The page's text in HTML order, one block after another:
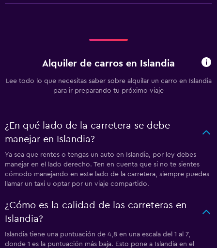
Alquiler de carros en Islandia
Lee todo lo que necesitas saber sobre alquilar un carro en Islandia
para ir preparando tu próximo viaje
¿En qué lado de la carretera se debe
manejar en Islandia?
Ya sea que rentes o tengas un auto en Islandia, por ley debes
manejar en el lado derecho. Ten en cuenta que si no te sientes
cómodo manejando en este lado de la carretera, siempre puedes
llamar un taxi u optar por un viaje compartido.
¿Cómo es la calidad de las carreteras en
Islandia?
Islandia tiene una puntuación de 4,8 en una escala del 1 al 7,
donde 1 es la puntuación más baja. Esto pone a Islandia en el